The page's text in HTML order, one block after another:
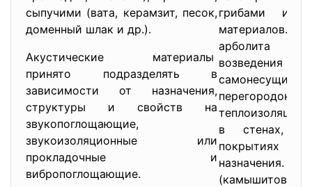
сыпучими (вата, керамзит, песок,
доменный шлак и др.).
Акустические материалы
принято подразделять в
зависимости от назначения,
структуры и свойств на
звукопоглощающие,
звукоизоляционные или
прокладочные и
вибропоглощающие.
грибами и
арболита
перегородок, а
в стенах,
покрытиях